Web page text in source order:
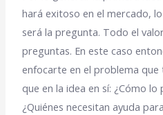
hará exitoso en el mercado,
será la pregunta. Todo el
preguntas. En este caso
enfocarte en el problema
que en la idea en sí: ¿Cómo lo
¿Quiénes necesitan ayuda